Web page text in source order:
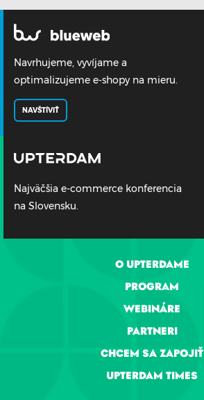
Navrhujeme, vyvíjame a
optimalizujeme e-shopy na mieru.
NAVŠTÍVIŤ
Najväčšia e-commerce konferencia
na Slovensku.
O UPTERDAME
PROGRAM
WEBINÁRE
PARTNERI
CHCEM SA ZAPOJIŤ
UPTERDAM TIMES